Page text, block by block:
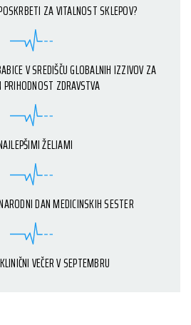
ZA VITALNOST SKLEPOV?
V SREDIŠČU GLOBALNIH IZZIVOV ZA
ZDRAVSTVA
ŽELJAMI
DAN MEDICINSKIH SESTER
VEČER V SEPTEMBRU